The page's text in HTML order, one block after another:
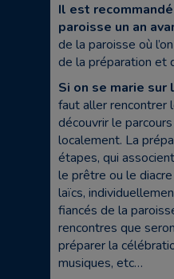
Il est
paroisse un an
de la paroisse où
de la préparation et
Si on se marie sur
faut aller rencontrer
découvrir le
localement. La
étapes, qui
le prêtre ou le
laïcs,
fiancés de la
rencontres que
préparer la
musiques, etc…